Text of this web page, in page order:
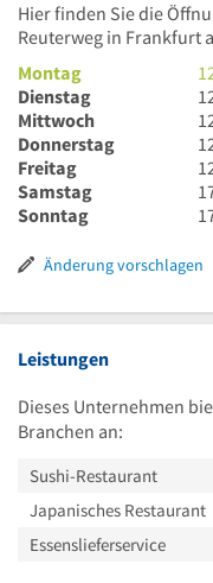
Hier finden Sie die
Reuterweg in Frankfurt
Montag
Dienstag
Mittwoch
Donnerstag
Freitag
Uhr
Samstag
bis
Sonntag
30
Änderung vorschlagen
Leistungen
Dieses Unternehmen
Branchen an:
Sushi-Restaurant
Japanisches Restaurant
Essenslieferservice